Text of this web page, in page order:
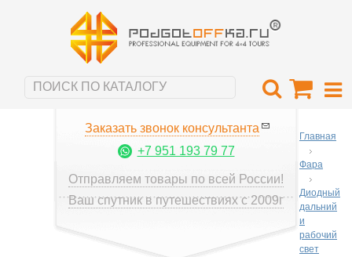
Заказать звонок консультанта
+7 951 193 79 77
Отправляем товары по всей России!
Ваш спутник в путешествиях с 2009г
Главная
Фара
Диодный
дальний
и
рабочий
свет